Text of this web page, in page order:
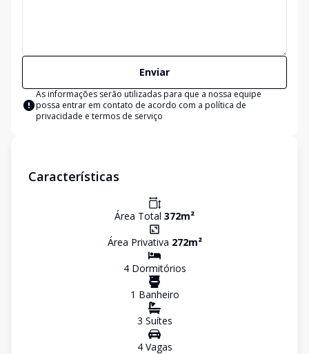
Enviar
As informações serão utilizadas para que a nossa equipe
possa entrar em contato de acordo com a política de
privacidade e termos de serviço
Características
Área Total 372m²
Área Privativa 272m²
4Dormitórios
1 Banheiro
3 Suítes
4Vagas